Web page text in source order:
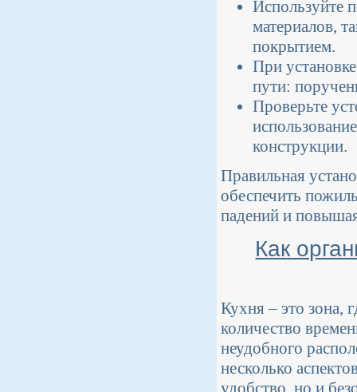
Используйте
материалов,
покрытием.
При
пути:
Проверьте
конструкции.
Правильная
обеспечить
падений и
Как
Кухня – это зона,
количество
неудобного
несколько
удобство, но и